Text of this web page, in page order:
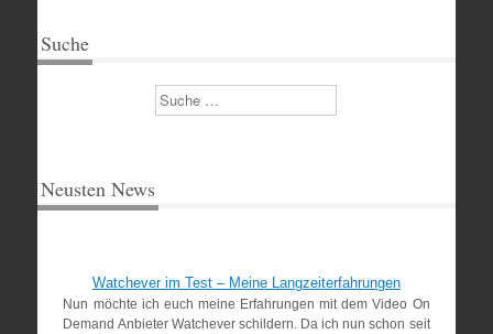
Suche
Suchen
Neusten News
Watchever im Test – Meine Langzeiterfahrungen
Nun möchte ich euch meine Erfahrungen mit dem Video On
Demand Anbieter Watchever schildern. Da ich nun schon seit